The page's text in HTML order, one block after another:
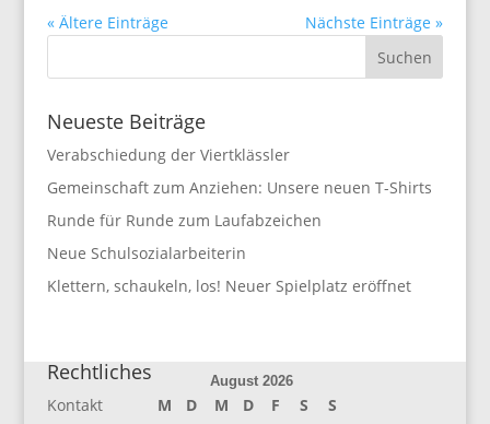
« Ältere Einträge Nächste Einträge »
Neueste Beiträge
Verabschiedung der Viertklässler
Gemeinschaft zum Anziehen: Unsere neuen T-Shirts
Runde für Runde zum Laufabzeichen
Neue Schulsozialarbeiterin
Klettern, schaukeln, los! Neuer Spielplatz eröffnet
Rechtliches
Kontakt
August 2026
M D M D F S
S